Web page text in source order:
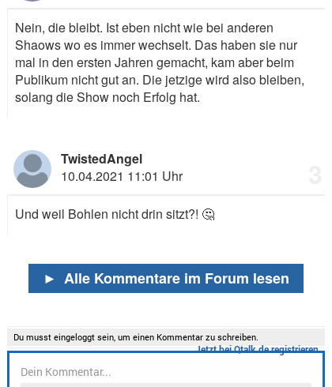
Nein, die bleibt. Ist eben nicht wie bei anderen
Shaows wo es immer wechselt. Das haben sie nur
mal in den ersten Jahren gemacht, kam aber beim
Publikum nicht gut an. Die jetzige wird also bleiben,
solang die Show noch Erfolg hat.
TwistedAngel
10.04.2021 11:01 Uhr
Und weil Bohlen nicht drin sitzt?! 🤔
► Alle Kommentare im Forum lesen